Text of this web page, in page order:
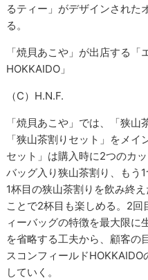
るティー」がデザインされた
る。
「焼貝あこや」が出店する「
HOKKAIDO」
（C）H.N.F.
「焼貝あこや」では、「狭
「狭山茶割りセット」をメ
セット」は購入時に2つのカ
バッグ入り狭山茶割り、もう
1杯目の狭山茶割りを飲み終
ことで2杯目も楽しめる。2
ィーバッグの特徴を最大限に
を省略する工夫から、顧客の
スコンフィールド
していく。